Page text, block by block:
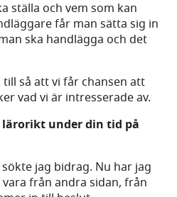
ställa och vem som kan
får man sätta sig in
ska handlägga och det
så att vi får chansen att
vad vi är intresserade av.
under din tid på
jag bidrag. Nu har jag
från andra sidan, från